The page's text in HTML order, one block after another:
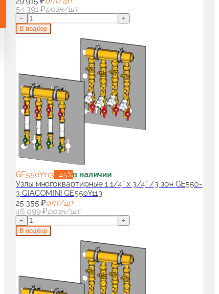
54 391 ₽розн/шт
−
+
В подбор
GE550Y113−45%в наличии
Узлы многоквартирные 1 1/4" x 3/4" /3 зон GE550-
3 GIACOMINI GE550Y113
25 355 ₽опт/шт
46 099 ₽розн/шт
−
+
В подбор